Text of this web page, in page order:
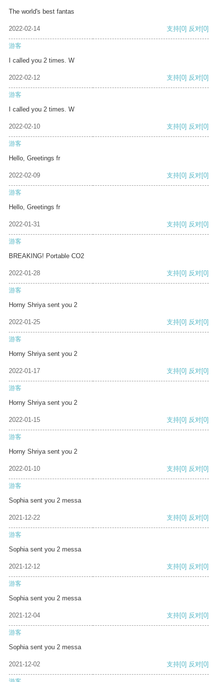
The world's best fantas
2022-02-14 支持[0] 反对[0]
游客
I called you 2 times. W
2022-02-12 支持[0] 反对[0]
游客
I called you 2 times. W
2022-02-10 支持[0] 反对[0]
游客
Hello, Greetings fr
2022-02-09 支持[0] 反对[0]
游客
Hello, Greetings fr
2022-01-31 支持[0] 反对[0]
游客
BREAKING! Portable CO2
2022-01-28 支持[0] 反对[0]
游客
Horny Shriya sent you 2
2022-01-25 支持[0] 反对[0]
游客
Horny Shriya sent you 2
2022-01-17 支持[0] 反对[0]
游客
Horny Shriya sent you 2
2022-01-15 支持[0] 反对[0]
游客
Horny Shriya sent you 2
2022-01-10 支持[0] 反对[0]
游客
Sophia sent you 2 messa
2021-12-22 支持[0] 反对[0]
游客
Sophia sent you 2 messa
2021-12-12 支持[0] 反对[0]
游客
Sophia sent you 2 messa
2021-12-04 支持[0] 反对[0]
游客
Sophia sent you 2 messa
2021-12-02 支持[0] 反对[0]